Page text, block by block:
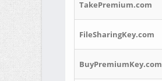
TakePremium.com
FileSharingKey.com
BuyPremiumKey.com